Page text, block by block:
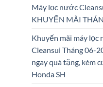
Máy lọc nước
KHUYẾN MÃI
Khuyến mãi máy lọc
Cleansui Tháng 06-
ngay quà tặng, kèm
Honda SH